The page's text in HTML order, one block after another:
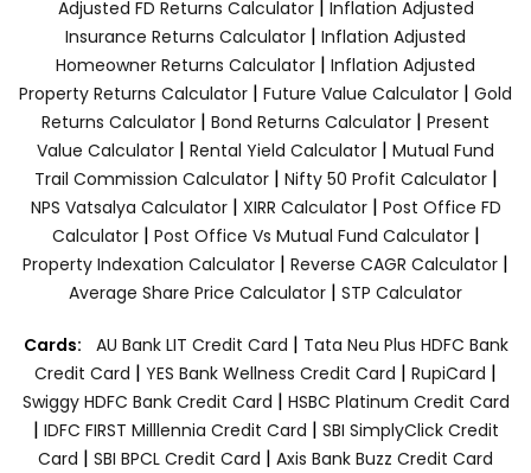
Adjusted FD Returns Calculator| Inflation Adjusted
Insurance Returns Calculator | Inflation Adjusted
Homeowner Returns Calculator | Inflation Adjusted
Property Returns Calculator | Future Value Calculator | Gold
Returns Calculator | Bond Returns Calculator | Present
Value Calculator | Rental Yield Calculator | Mutual Fund
Trail Commission Calculator| Nifty 50 Profit Calculator|
NPS Vatsalya Calculator| XIRR Calculator| Post Office FD
Calculator| Post Office Vs Mutual Fund Calculator|
Property Indexation Calculator | Reverse CAGR Calculator |
Average Share Price Calculator | STP Calculator
Cards: AU Bank LIT Credit Card | Tata Neu Plus HDFC Bank
Credit Card | YES Bank Wellness Credit Card | RupiCard |
Swiggy HDFC Bank Credit Card | HSBC Platinum Credit Card
| IDFC FIRST Milllennia Credit Card | SBI SimplyClick Credit
Card | SBI BPCL Credit Card | Axis Bank Buzz Credit Card